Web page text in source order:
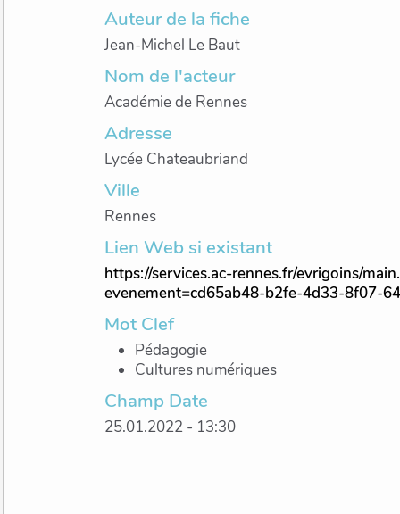
Auteur de la fiche
Jean-Michel Le Baut
Nom de l'acteur
Académie de Rennes
Adresse
Lycée Chateaubriand
Ville
Rennes
Lien Web si existant
https://services.ac-rennes.fr/evrigoins/
evenement=cd65ab48-b2fe-4d33-8f07-
Mot Clef
Pédagogie
Cultures numériques
Champ Date
25.01.2022 - 13:30